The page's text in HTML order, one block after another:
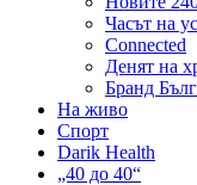
Часът на
Connected
Денят на
Бранд
На живо
Спорт
Darik Health
„40 до 40“